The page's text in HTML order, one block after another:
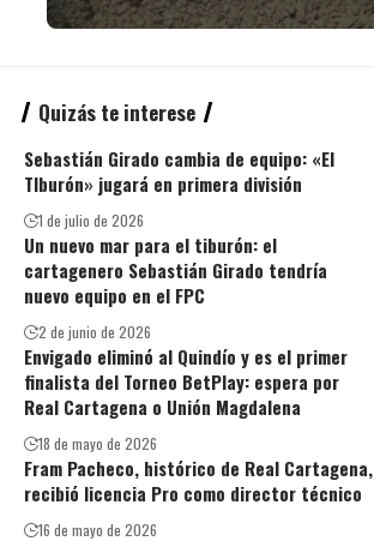
Quizás te interese
Sebastián Girado cambia de equipo: «El
TIburón» jugará en primera división
1 de julio de 2026
Un nuevo mar para el tiburón: el
cartagenero Sebastián Girado tendría
nuevo equipo en el FPC
2 de junio de 2026
Envigado eliminó al Quindío y es el primer
finalista del Torneo BetPlay: espera por
Real Cartagena o Unión Magdalena
18 de mayo de 2026
Fram Pacheco, histórico de Real Cartagena,
recibió licencia Pro como director técnico
16 de mayo de 2026